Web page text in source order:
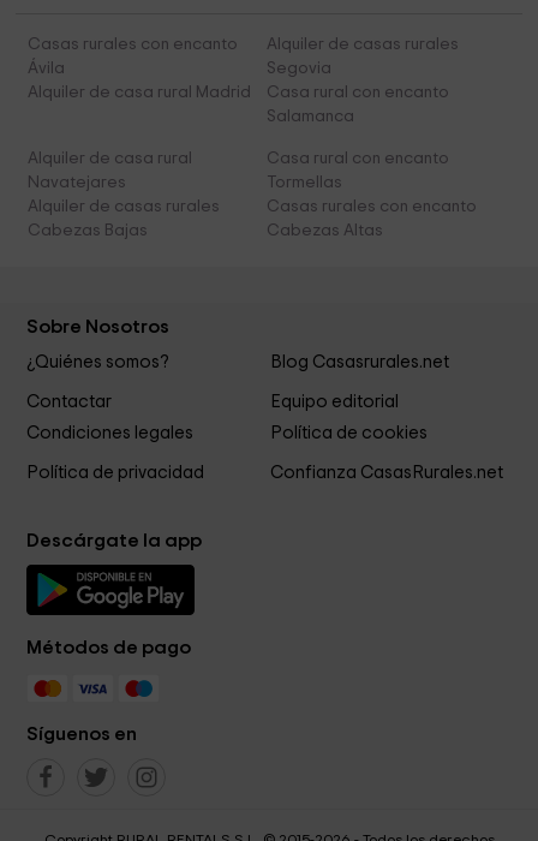
Casas rurales con encanto
Ávila
Alquiler de casas rurales
Segovia
Alquiler de casa rural Madrid
Casa rural con encanto
Salamanca
Alquiler de casa rural
Navatejares
Casa rural con encanto
Tormellas
Alquiler de casas rurales
Cabezas Bajas
Casas rurales con encanto
Cabezas Altas
Sobre Nosotros
¿Quiénes somos? Blog Casasrurales.net
Contactar
Equipo editorial
Condiciones legales
Política de cookies
Política de privacidad Confianza CasasRurales.net
Descárgate la app
Métodos de pago
Síguenos en